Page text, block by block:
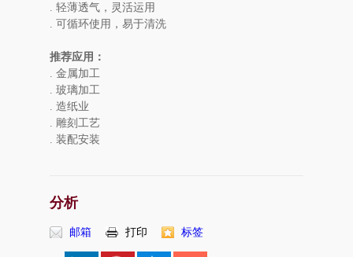
. 轻薄透气，灵活运用
. 可循环使用，易于清洗
推荐应用：
. 金属加工
. 玻璃加工
. 造纸业
. 雕刻工艺
. 装配安装
分析
邮箱 打印 标签